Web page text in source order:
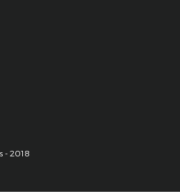
- 2018